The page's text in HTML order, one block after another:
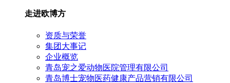
走进欧博方
资质与荣誉
集团大事记
企业概览
青岛宠之爱动物医院管理有限公司
青岛博士宠物医药健康产品营销有限公司